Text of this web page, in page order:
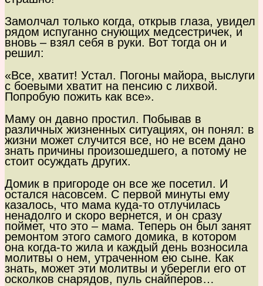
Замолчал только когда, открыв глаза, увидел
рядом испуганно снующих медсестричек, и
вновь – взял себя в руки. Вот тогда он и
решил:
«Все, хватит! Устал. Погоны майора, выслуги
с боевыми хватит на пенсию с лихвой.
Попробую пожить как все».
Маму он давно простил. Побывав в
различных жизненных ситуациях, он понял: в
жизни может случится все, но не всем дано
знать причины произошедшего, а потому не
стоит осуждать других.
Домик в пригороде он все же посетил. И
остался насовсем. С первой минуты ему
казалось, что мама куда-то отлучилась
ненадолго и скоро вернется, и он сразу
поймет, что это – мама. Теперь он был занят
ремонтом этого самого домика, в котором
она когда-то жила и каждый день возносила
молитвы о нем, утраченном ею сыне. Как
знать, может эти молитвы и уберегли его от
осколков снарядов, пуль снайперов…